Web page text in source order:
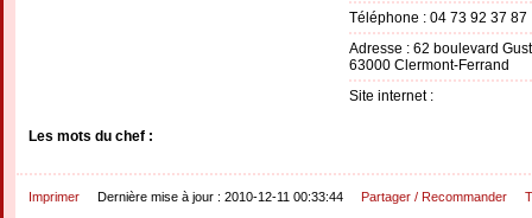
Téléphone : 04 73 92 37 87
Adresse : 62 boulevard
63000 Clermont-Ferrand
Site internet :
Les mots du chef :
Imprimer Dernière mise à jour : 2010-12-11 00:33:44 Partager / Recommander